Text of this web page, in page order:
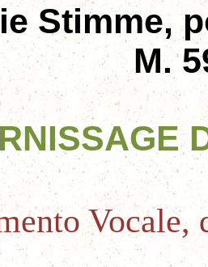
Stimme,
M.
Vocale,